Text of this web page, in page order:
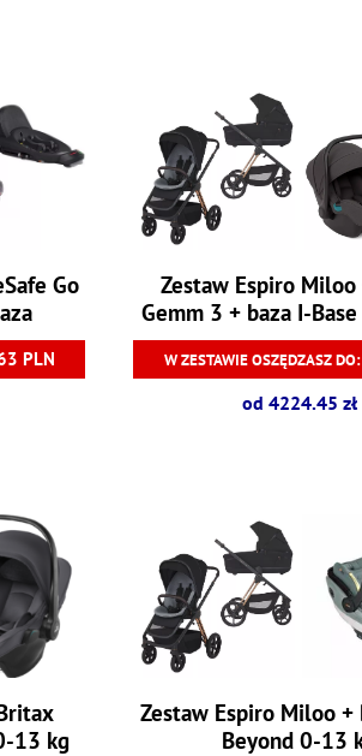
Go
PLN
Zestaw Espiro Miloo
Gemm 3 + baza I-
13 kg
W ZESTAWIE OSZĘDZASZ
od 4224.45 zł
13 kg
Zestaw Espiro Miloo +
Beyond 0-13